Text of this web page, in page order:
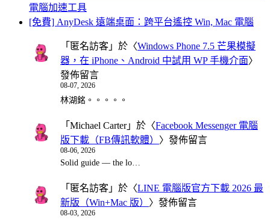
電腦加速工具
[免費] AnyDesk 遠端桌面：跨平台遙控 Win, Mac 電腦
「 匿名訪客 」於〈Windows Phone 7.5 芒果模擬
器，在 iPhone、Android 中試用 WP 手機介面〉
發佈留言
08-07, 2026
林湖銘。。。。。
「 Michael Carter」於〈Facebook Messenger 電腦
版下載（FB傳訊軟體） 〉發佈留言
08-06, 2026
Solid guide — the lo…
「 匿名訪客 」於〈LINE 電腦版官方下載 2026 最
新版（Win+Mac 版） 〉發佈留言
08-03, 2026